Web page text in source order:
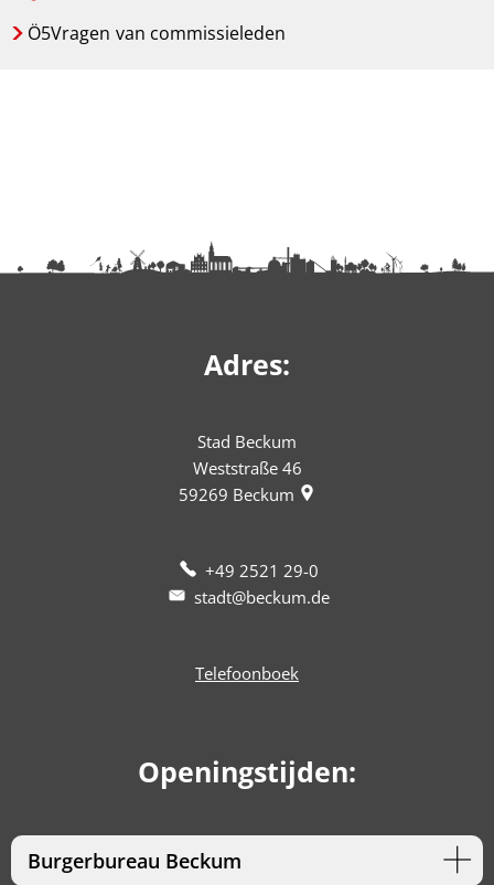
Ö5Vragen van commissieleden
Adres:
Stad Beckum
Weststraße 46
59269 Beckum
+49 2521 29-0
stadt@beckum.de
Telefoonboek
Openingstijden:
Burgerbureau Beckum